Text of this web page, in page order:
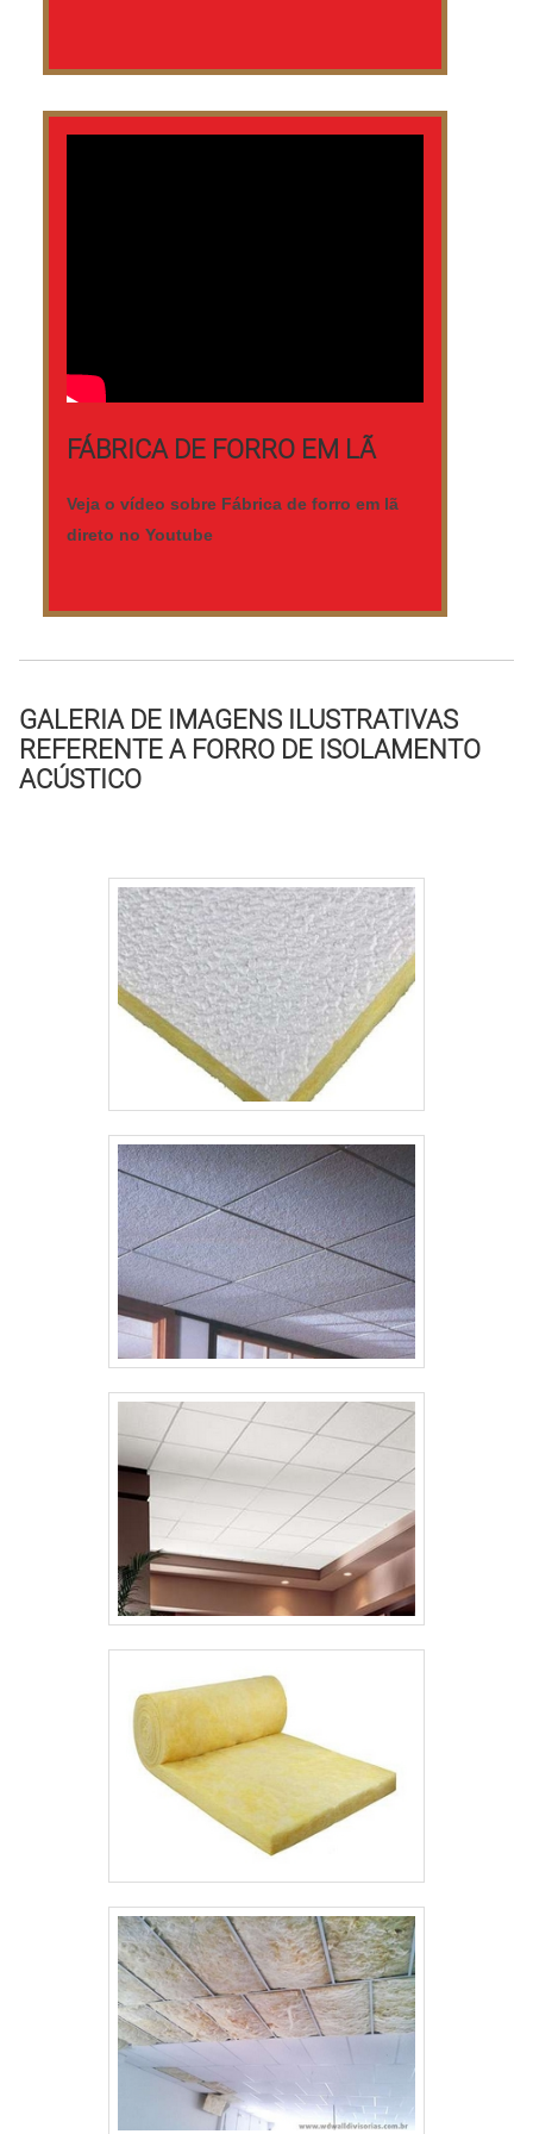
FÁBRICA DE FORRO EM LÃ
Veja o vídeo sobre Fábrica de forro em lã
direto no Youtube
GALERIA DE IMAGENS ILUSTRATIVAS
REFERENTE A FORRO DE ISOLAMENTO
ACÚSTICO